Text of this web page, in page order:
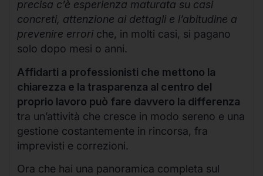
precisa c’è esperienza maturata su casi
concreti, attenzione ai dettagli e l’abitudine a
prevenire errori che, in molti casi, si pagano
solo dopo mesi o anni.
Affidarti a professionisti che mettono la
chiarezza e la trasparenza al centro del
proprio lavoro può fare davvero la differenza
tra un’attività che cresce in modo sereno e una
gestione costantemente in rincorsa, fra
imprevisti e correzioni.
Ora che hai una panoramica completa sul